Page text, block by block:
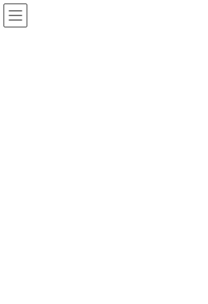
Skip
to
the
Skip
to
the